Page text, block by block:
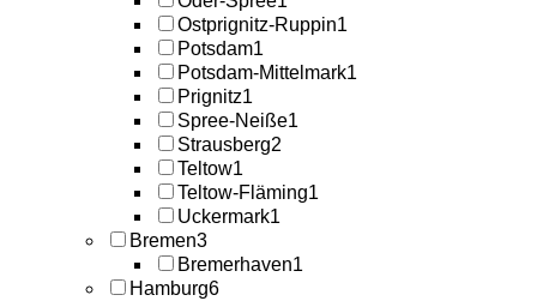
Ostprignitz-Ruppin1
Potsdam1
Potsdam-Mittelmark1
Prignitz1
Spree-Neiße1
Strausberg2
Teltow1
Teltow-Fläming1
Uckermark1
Bremen3
Bremerhaven1
Hamburg6